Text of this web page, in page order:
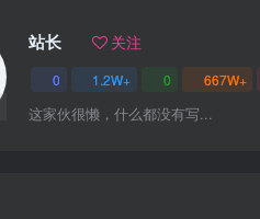
站长 关注
0 1.2W+ 0 667W+
这家伙很懒，什么都没有写...